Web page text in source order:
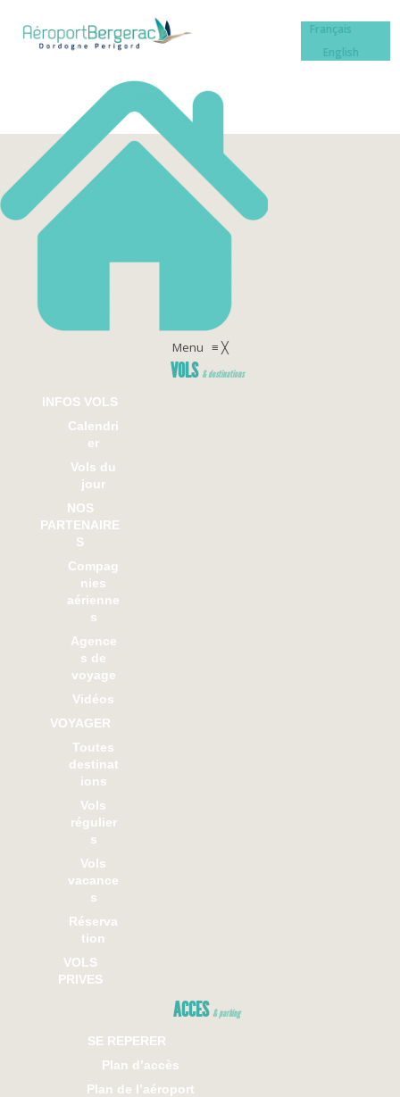
Français
English
Menu ≡╳
VOLS & destinations
INFOS VOLS
Calendri
er
Vols du
jour
NOS
PARTENAIRE
S
Compag
nies
aérienne
s
Agence
s de
voyage
Vidéos
VOYAGER
Toutes
destinat
ions
Vols
régulier
s
Vols
vacance
s
Réserva
tion
VOLS
PRIVES
ACCES & parking
SE REPERER
Plan d’accès
Plan de l’aéroport